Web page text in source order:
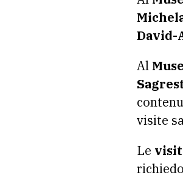
David-
Al
visite
Le